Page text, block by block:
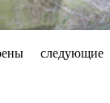
следующие